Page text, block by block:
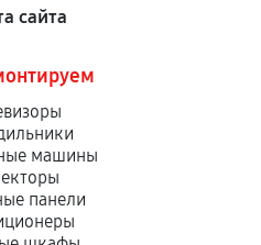
сайта
машины
панели